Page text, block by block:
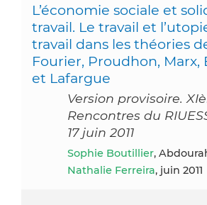
L’économie sociale et
travail. Le travail et
travail dans les théories
Fourier, Proudhon, Marx,
et Lafargue
Version provisoire.
Rencontres du
17 juin 2011
Sophie Boutillier,
Nathalie Ferreira, juin 2011